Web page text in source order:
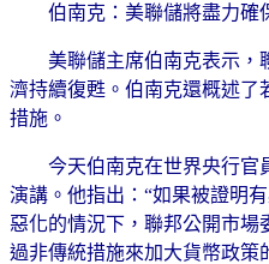
伯南克：美聯儲將盡力確
美聯儲主席伯南克表示，
濟持續復甦。伯南克還概述了
措施。
今天伯南克在世界央行官
演講。他指出：“如果被證明
惡化的情況下，聯邦公開市場
過非傳統措施來加大貨幣政策